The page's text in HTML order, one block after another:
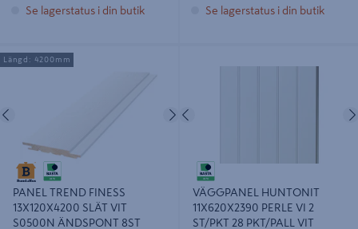
Se lagerstatus i din butik Se lagerstatus i din butik
PANEL TREND FINESS
13X120X4200 SLÄT VIT S0500N
Nästa
PANEL TREND FINESS
13X120X4200 SLÄT VIT
S0500N ÄNDSPONT 8ST
Längd: 4200mm
11X620X2390 PERLE VI 2 ST/PKT 28
VÄGGPANEL HUNTONIT
11X620X2390 PERLE VI 2
ST/PKT 28 PKT/PALL VIT